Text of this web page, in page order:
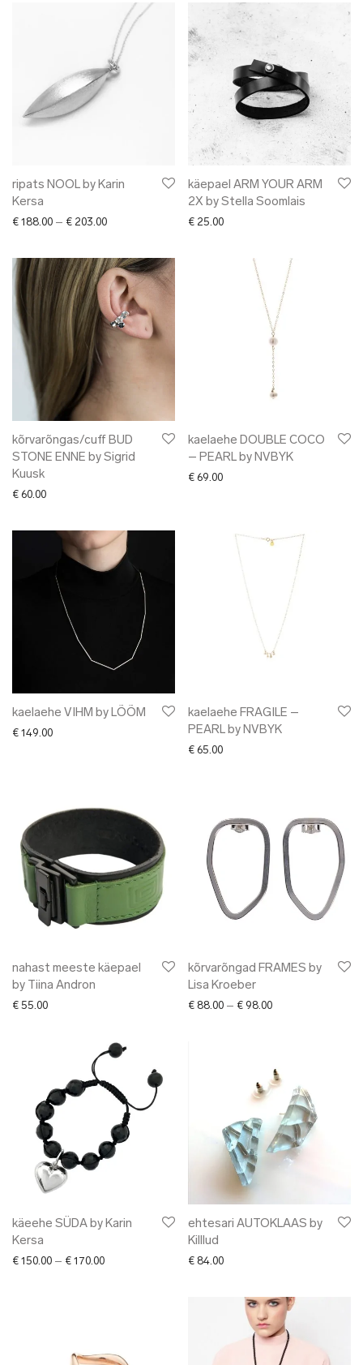
ripats NOOL by Karin
Kersa
€ 188.00 – € 203.00Price range: € 188.00 through € 203.00
käepael ARM YOUR ARM
2X by Stella Soomlais
€ 25.00
kõrvarõngas/cuff BUD
STONE ENNE by Sigrid
Kuusk
€ 60.00
kaelaehe DOUBLE COCO
– PEARL by NVBYK
€ 69.00
kaelaehe VIHM by LÕÕM
€ 149.00
kaelaehe FRAGILE –
PEARL by NVBYK
€ 65.00
nahast meeste käepael
by Tiina Andron
€ 55.00
kõrvarõngad FRAMES by
Lisa Kroeber
€ 88.00 – € 98.00Price range: €
käeehe SÜDA by Karin
Kersa
€ 150.00 – € 170.00Price range: € 150.00 through € 170.00
ehtesari AUTOKLAAS by
Killlud
€ 84.00